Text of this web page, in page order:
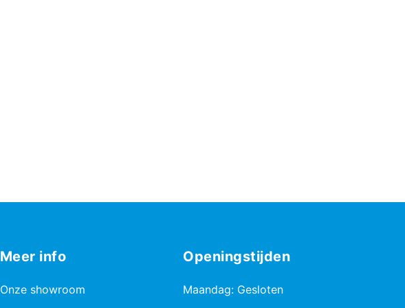
Meer info
Onze showroom
Openingstijden
Maandag: Gesloten